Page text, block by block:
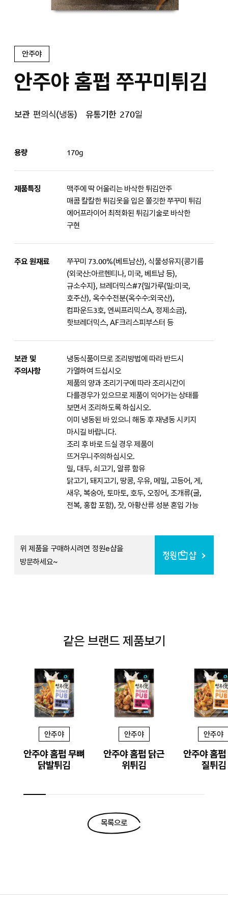
안주야
안주야 홈펍 쭈꾸미튀김
보관 편의식(냉동) 유통기한 270일
용량 170g
제품특징
맥주에 딱 어울리는 바삭한 튀김안주
매콤 칼칼한 튀김옷을 입은 쫄깃한 쭈꾸미 튀김
에어프라이어 최적화된 튀김기술로 바삭한
구현
주요 원재료
쭈꾸미 73.00%(베트남산), 식물성유지{콩기름
(외국산:아르헨티나, 미국, 베트남 등),
규소수지}, 브레더믹스#7{밀가루(밀:미국,
호주산), 옥수수전분(옥수수:외국산),
컴파운드3호, 엔씨프리믹스A, 정제소금},
핫브레더믹스, AF크리스피부스터 등
보관 및
주의사항
냉동식품이므로 조리방법에 따라 반드시
가열하여 드십시오
제품의 양과 조리기구에 따라 조리시간이
다를경우가 있으므로 제품이 익어가는 상태를
보면서 조리하도록 하십시오.
이미 냉동된 바 있으니 해동 후 재냉동 시키지
마시길 바랍니다.
조리 후 바로 드실 경우 제품이
뜨거우니주의하십시오.
밀, 대두, 쇠고기, 알류 함유
닭고기, 돼지고기, 땅콩, 우유, 메밀, 고등어, 게,
새우, 복숭아, 토마토, 호두, 오징어, 조개류(굴,
전복, 홍합 포함), 잣, 아황산류 성분 혼입 가능
위 제품을 구매하시려면 정원e샵을
방문하세요~
같은 브랜드 제품보기
안주야
안주야 홈펍 무뼈
닭발튀김
안주야
안주야 홈펍 닭근
위튀김
안주야
안주야 홈
질튀김
목록으로